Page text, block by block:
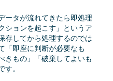
ータが流れてきたら即処理
ションを起こす」というア
存してから処理するのでは
「即座に判断が必要なも
きもの」「破棄してよいも
。